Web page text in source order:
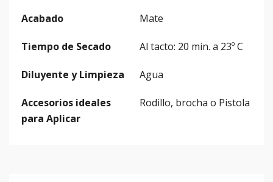
Acabado Mate
Tiempo de Secado Al tacto: 20 min. a 23º C
Diluyente y Limpieza Agua
Accesorios ideales
para Aplicar
Rodillo, brocha o Pistola